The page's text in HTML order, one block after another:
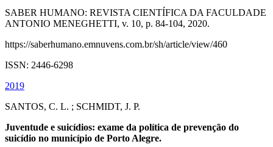
SABER HUMANO: REVISTA CIENTÍFICA DA FACULDADE
ANTONIO MENEGHETTI, v. 10, p. 84-104, 2020.
https://saberhumano.emnuvens.com.br/sh/article/view/460
ISSN: 2446-6298
2019
SANTOS, C. L. ; SCHMIDT, J. P.
Juventude e suicídios: exame da política de prevenção do
suicídio no município de Porto Alegre.